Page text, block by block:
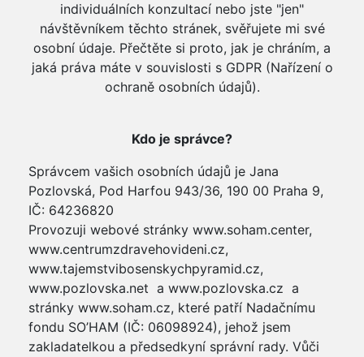
individuálních konzultací nebo jste "jen"
návštěvníkem těchto stránek, svěřujete mi své
osobní údaje. Přečtěte si proto, jak je chráním, a
jaká práva máte v souvislosti s GDPR (Nařízení o
ochraně osobních údajů).
Kdo je správce?
Správcem vašich osobních údajů je Jana
Pozlovská, Pod Harfou 943/36, 190 00 Praha 9,
IČ: 64236820
Provozuji webové stránky www.soham.center,
www.centrumzdravehovideni.cz,
www.tajemstvibosenskychpyramid.cz,
www.pozlovska.net a www.pozlovska.cz a
stránky www.soham.cz, které patří Nadačnímu
fondu SO’HAM (IČ: 06098924), jehož jsem
zakladatelkou a předsedkyní správní rady. Vůči